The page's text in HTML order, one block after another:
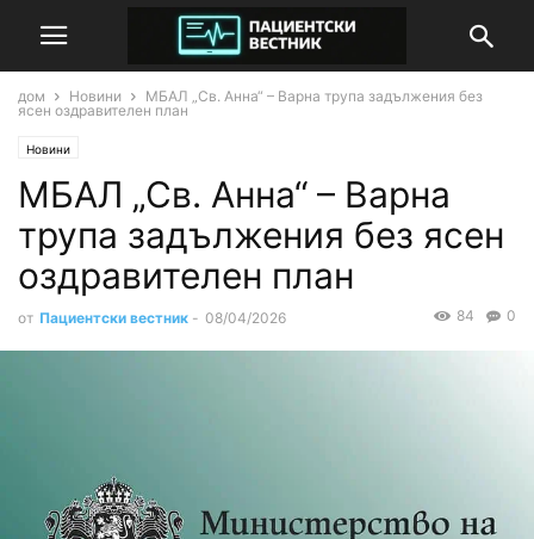
дом Новини
МБАЛ „Св. Анна“ – Варна трупа задължения без
ясен оздравителен план
Новини
МБАЛ „Св. Анна“ – Варна
трупа задължения без ясен
оздравителен план
от Пациентски вестник - 08/04/2026 0
84